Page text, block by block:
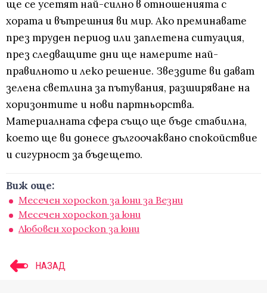
ще се усетят най-силно в отношенията с
хората и вътрешния ви мир. Ако преминавате
през труден период или заплетена ситуация,
през следващите дни ще намерите най-
правилното и леко решение. Звездите ви дават
зелена светлина за пътувания, разширяване на
хоризонтите и нови партньорства.
Материалната сфера също ще бъде стабилна,
което ще ви донесе дългоочаквано спокойствие
и сигурност за бъдещето.
Виж още:
Месечен хороскоп за юни за Везни
Месечен хороскоп за юни
Любовен хороскоп за юни
НАЗАД